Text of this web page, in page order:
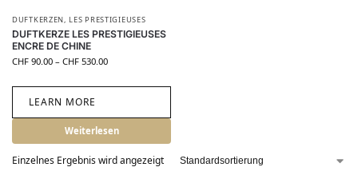
DUFTKERZEN, LES PRESTIGIEUSES
DUFTKERZE LES PRESTIGIEUSES
ENCRE DE CHINE
CHF 90.00 – CHF 530.00
LEARN MORE
Weiterlesen
Einzelnes Ergebnis wird angezeigt